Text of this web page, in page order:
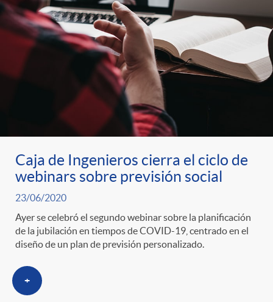
Caja de Ingenieros cierra el ciclo de
webinars sobre previsión social
23/06/2020
Ayer se celebró el segundo webinar sobre la planificación
de la jubilación en tiempos de COVID-19, centrado en el
diseño de un plan de previsión personalizado.
+